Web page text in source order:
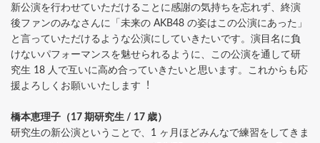
新公演を⾏わせていただけることに感謝の気持ちを忘れず、終演
後ファンのみなさんに「未来の AKB48 の姿はこの公演にあった」
と⾔っていただけるような公演にしていきたいです。演⽬名に負
けないパフォーマンスを魅せられるように、この公演を通して研
究⽣ 18 ⼈で互いに⾼め合っていきたいと思います。これからも応
援よろしくお願いいたします︕
橋本恵理⼦（17 期研究⽣ / 17 歳）
研究⽣の新公演ということで、1 ヶ⽉ほどみんなで練習をしてきま